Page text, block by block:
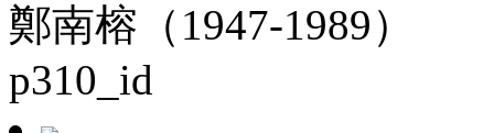
鄭南榕（1947-1989）
p310_id